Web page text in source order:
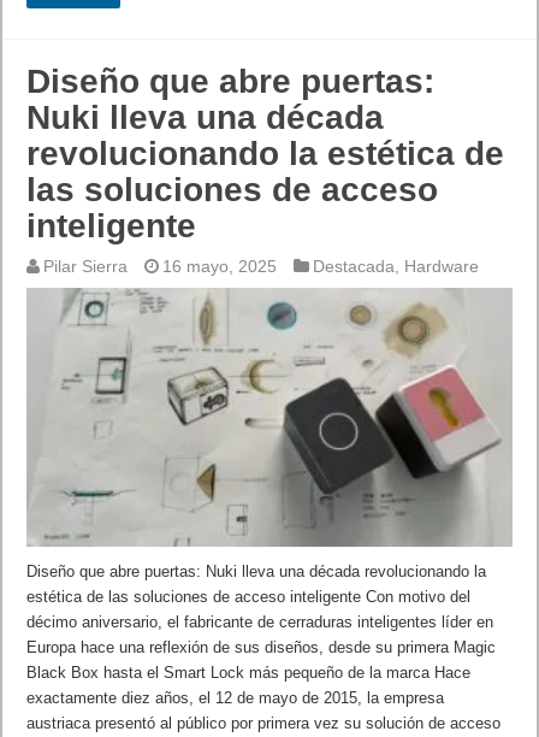
Diseño que abre puertas:
Nuki lleva una década
revolucionando la estética de
las soluciones de acceso
inteligente
Pilar Sierra 16 mayo, 2025 Destacada Hardware
Diseño que abre puertas: Nuki lleva una década revolucionando la
estética de las soluciones de acceso inteligente Con motivo del
décimo aniversario, el fabricante de cerraduras inteligentes líder en
Europa hace una reflexión de sus diseños, desde su primera Magic
Black Box hasta el Smart Lock más pequeño de la marca Hace
exactamente diez años, el 12 de mayo de 2015, la empresa
austriaca presentó al público por primera vez su solución de acceso